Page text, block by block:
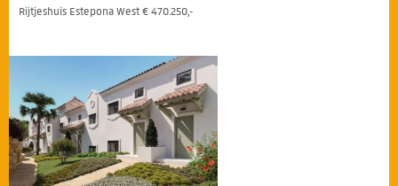
Rijtjeshuis Estepona West € 470.250,-